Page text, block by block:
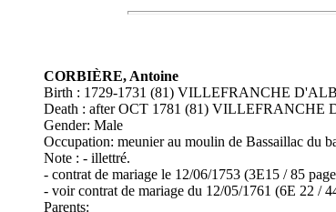
CORBIÈRE, Antoine
Birth : 1729-1731 (81) VILLEFRANCHE
Death : after OCT 1781 (81) VILLEFRANCHE
Gender: Male
Occupation: meunier au moulin de Bassaillac du
Note : - illettré.
- contrat de mariage le 12/06/1753 (3E15 / 85
- voir contrat de mariage du 12/05/1761 (6E 22 /
Parents: